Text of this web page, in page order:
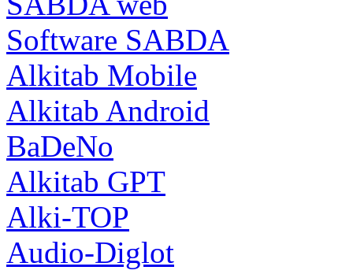
Software SABDA
Alkitab Mobile
Alkitab Android
BaDeNo
Alkitab GPT
Alki-TOP
Audio-Diglot